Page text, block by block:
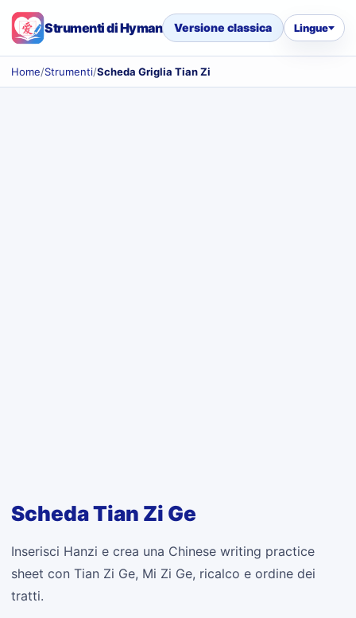
Strumenti di Hyman Versione classica Lingue
Home/Strumenti/Scheda Griglia Tian Zi
Scheda Tian Zi Ge
Inserisci Hanzi e crea una Chinese writing practice
sheet con Tian Zi Ge, Mi Zi Ge, ricalco e ordine dei
tratti.